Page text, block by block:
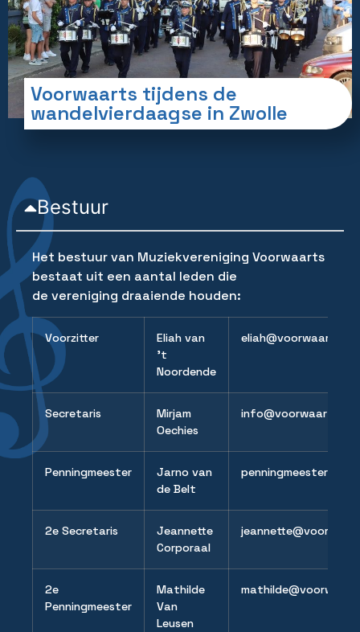
Voorwaarts tijdens de
wandelvierdaagse in Zwolle
Bestuur
Het bestuur van Muziekvereniging Voorwaarts
bestaat uit een aantal leden die
de vereniging draaiende houden:
Voorzitter
Eliah van
’t
Noordende
Secretaris
Mirjam
Oechies
Penningmeester
Jarno van
de Belt
2e Secretaris
Jeannette
Corporaal
2e
Penningmeester
Mathilde
Van
Leusen